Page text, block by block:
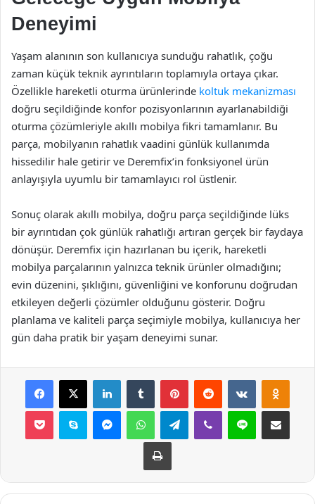
Deneyimi
Yaşam alanının son kullanıcıya sunduğu rahatlık, çoğu
zaman küçük teknik ayrıntıların toplamıyla ortaya çıkar.
Özellikle hareketli oturma ürünlerinde koltuk mekanizması
doğru seçildiğinde konfor pozisyonlarının ayarlanabildiği
oturma çözümleriyle akıllı mobilya fikri tamamlanır. Bu
parça, mobilyanın rahatlık vaadini günlük kullanımda
hissedilir hale getirir ve Deremfix’in fonksiyonel ürün
anlayışıyla uyumlu bir tamamlayıcı rol üstlenir.
Sonuç olarak akıllı mobilya, doğru parça seçildiğinde lüks
bir ayrıntıdan çok günlük rahatlığı artıran gerçek bir faydaya
dönüşür. Deremfix için hazırlanan bu içerik, hareketli
mobilya parçalarının yalnızca teknik ürünler olmadığını;
evin düzenini, şıklığını, güvenliğini ve konforunu doğrudan
etkileyen değerli çözümler olduğunu gösterir. Doğru
planlama ve kaliteli parça seçimiyle mobilya, kullanıcıya her
gün daha pratik bir yaşam deneyimi sunar.
Facebook
X LinkedInTumblr PinterestReddit VKontakte
Pocket Skype MessengerWhatsAppTelegramViber Line E-Posta ile
Yazdır